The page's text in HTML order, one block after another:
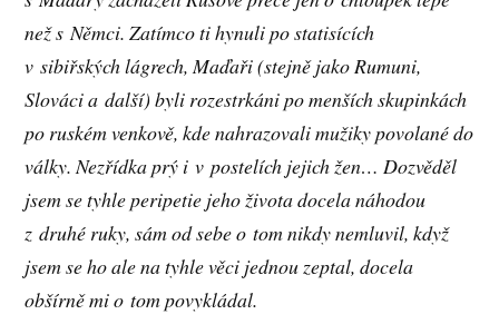
než s Němci. Zatímco ti hynuli po statisících
v sibiřských lágrech, Maďaři (stejně jako Rumuni,
Slováci a další) byli rozestrkáni po menších skupinkách
po ruském venkově, kde nahrazovali mužiky povolané do
války. Nezřídka prý i v postelích jejich žen… Dozvěděl
jsem se tyhle peripetie jeho života docela náhodou
z druhé ruky, sám od sebe o tom nikdy nemluvil, když
jsem se ho ale na tyhle věci jednou zeptal, docela
obšírně mi o tom povykládal.